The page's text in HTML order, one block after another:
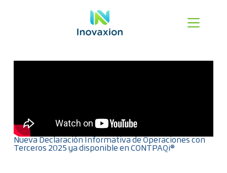
Nueva Declaración Informativa de Operaciones con
Terceros 2025 ya disponible en CONTPAQi®